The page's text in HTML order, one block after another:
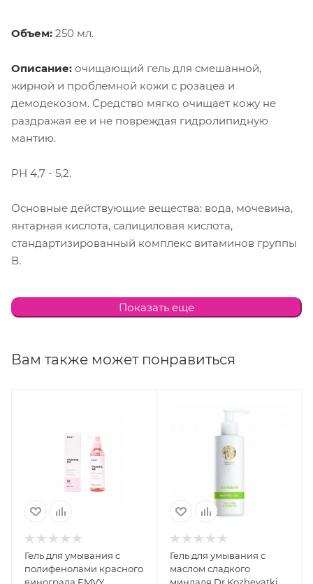
Объем: 250 мл.
Описание: очищающий гель для смешанной,
жирной и проблемной кожи с розацеа и
демодекозом. Средство мягко очищает кожу не
раздражая ее и не повреждая гидролипидную
мантию.
PH 4,7 - 5,2.
Основные действующие вещества: вода, мочевина,
янтарная кислота, салициловая кислота,
стандартизированный комплекс витаминов группы
В.
Способ применения:Нанести на кожу лица
легкими массирующими движениями, избегая
DEA, Urea, Linoleamidopropyl PG-dimonium chloride
phosphate, Phenoxyethanol, Lactobacillus/Soymilk
Ferment Filtrate, Lactobacillus/Rye Flour Ferment,
Bacillus/Soybean Ferment Extract, Propanediol,
Glycerine, PEG-150 Pentaerythrityl Tetrastearate, PPG-2
7 Glyceryl Cocoate, Citric Acid, Ethylhexylglycerin,
Polyquaternium-10, Tetrasodium EDTA
Показать еще
Вам также может понравиться
Гель для умывания с
полифенолами красного
Гель для умывания с
маслом сладкого